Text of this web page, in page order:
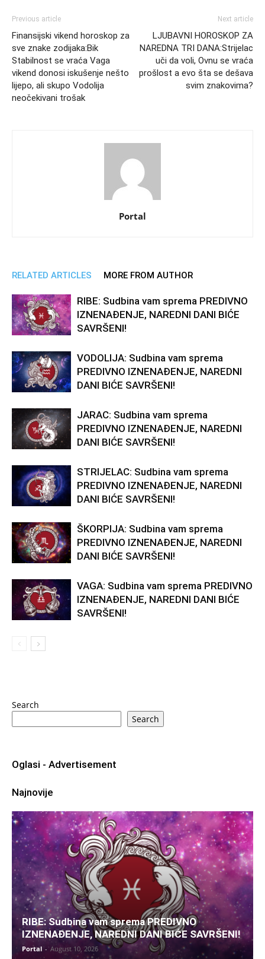
Previous article
Finansijski vikend horoskop za
sve znake zodijaka:Bik
Stabilnost se vraća Vaga
vikend donosi iskušenje nešto
lijepo, ali skupo Vodolija
neočekivani trošak
Next article
LJUBAVNI HOROSKOP ZA
NAREDNA TRI DANA:Strijelac
uči da voli, Ovnu se vraća
prošlost a evo šta se dešava
svim znakovima?
Portal
RELATED ARTICLES MORE FROM AUTHOR
RIBE: Sudbina vam sprema PREDIVNO
IZNENAĐENJE, NAREDNI DANI BIĆE
SAVRŠENI!
VODOLIJA: Sudbina vam sprema
PREDIVNO IZNENAĐENJE, NAREDNI
DANI BIĆE SAVRŠENI!
JARAC: Sudbina vam sprema
PREDIVNO IZNENAĐENJE, NAREDNI
DANI BIĆE SAVRŠENI!
STRIJELAC: Sudbina vam sprema
PREDIVNO IZNENAĐENJE, NAREDNI
DANI BIĆE SAVRŠENI!
ŠKORPIJA: Sudbina vam sprema
PREDIVNO IZNENAĐENJE, NAREDNI
DANI BIĆE SAVRŠENI!
VAGA: Sudbina vam sprema PREDIVNO
IZNENAĐENJE, NAREDNI DANI BIĆE
SAVRŠENI!
Search
Search
Oglasi - Advertisement
Najnovije
RIBE: Sudbina vam sprema PREDIVNO
IZNENAĐENJE, NAREDNI DANI BIĆE SAVRŠENI!
Portal - August 10, 2026